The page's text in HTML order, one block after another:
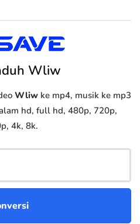
Wliw
Wliwke mp4, musik ke mp3
hd, full hd, 480p, 720p,
4k, 8k.